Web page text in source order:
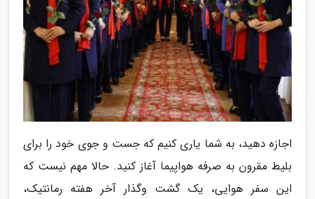
اجازه دهید، به شما یاری کنیم که جست و جوی خود را برای
بلیط مقرون به صرفه هواپیما آغاز کنید. حالا مهم نیست که
این سفر هوایی، یک گشت وگذار آخر هفته رمانتیک،